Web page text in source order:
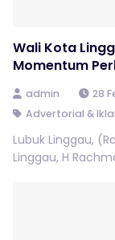
Wali Kota
Momentum
admin
28
Advertorial &
Lubuk Linggau,
Linggau, H